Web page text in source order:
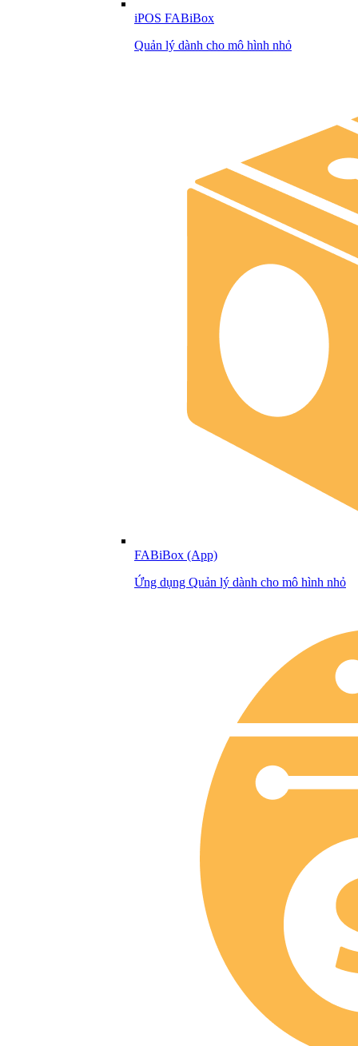
iPOS FABiBox
Quản lý dành cho mô hình nhỏ
FABiBox (App)
Ứng dụng Quản lý dành cho mô hình nhỏ